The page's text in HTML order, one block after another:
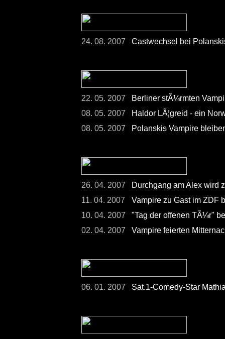
24. 08. 2007 Castwechsel bei
22. 05. 2007
Berliner stÃ¼rmten
08. 05. 2007
Haldor LÃ¦greid - ein
08. 05. 2007
Polanskis Vampire
26. 04. 2007
Durchgang am Alex wird
11. 04. 2007
Vampire zu Gast im ZDF
10. 04. 2007
"Tag der offenen TÃ¼r"
02. 04. 2007
Vampire feierten
06. 01. 2007 Sat.1-Comedy-Star